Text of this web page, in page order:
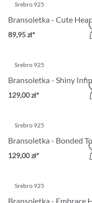
Srebro 925
Bransoletka - Cute
89,95 zł*
Srebro 925
Bransoletka - Shiny
129,00 zł*
Srebro 925
Bransoletka - Bonded
129,00 zł*
Srebro 925
Bransoletka - Embrace